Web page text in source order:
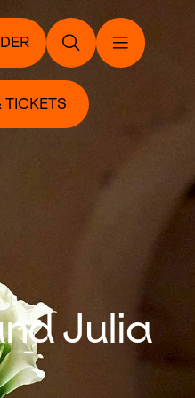
TICKETS
Julia